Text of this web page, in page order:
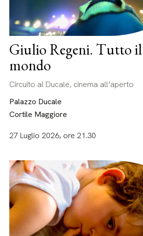
Giulio Regeni. Tutto il
mondo
Circuito al Ducale, cinema all’aperto
Palazzo Ducale
Cortile Maggiore
27 Luglio 2026, ore 21.30